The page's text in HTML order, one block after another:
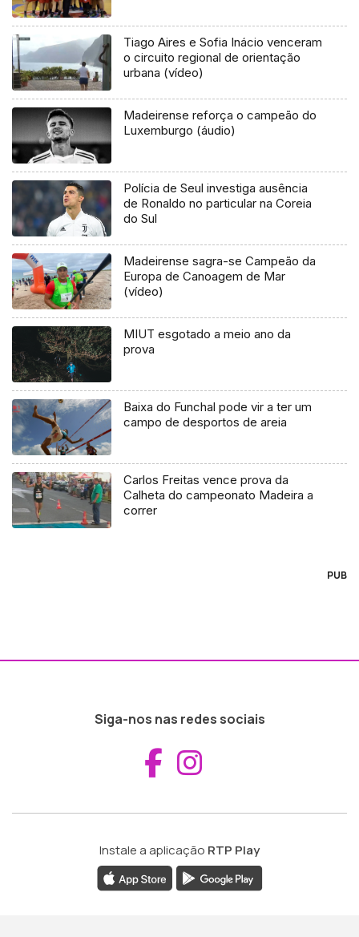
Tiago Aires e Sofia Inácio venceram
o circuito regional de orientação
urbana (vídeo)
Madeirense reforça o campeão do
Luxemburgo (áudio)
Polícia de Seul investiga ausência
de Ronaldo no particular na Coreia
do Sul
Madeirense sagra-se Campeão da
Europa de Canoagem de Mar
(vídeo)
MIUT esgotado a meio ano da
prova
Baixa do Funchal pode vir a ter um
campo de desportos de areia
Carlos Freitas vence prova da
Calheta do campeonato Madeira a
correr
PUB
Siga-nos nas redes sociais
Aceder ao
Instale a aplicação RTP Play